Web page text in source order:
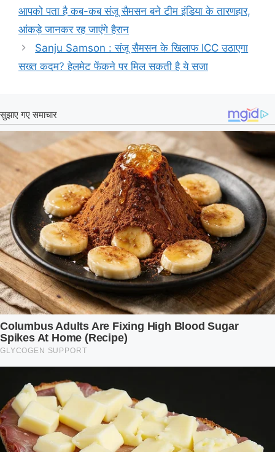
आपको पता है कब-कब संजू सैमसन बने टीम इंडिया के तारणहार,
आंकड़े जानकर रह जाएंगे हैरान
Sanju Samson : संजू सैमसन के खिलाफ ICC उठाएगा
सख्त कदम? हेलमेट फेंकने पर मिल सकती है ये सजा